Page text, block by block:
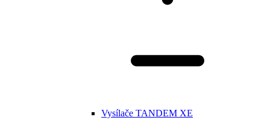
Vysílače TANDEM XE